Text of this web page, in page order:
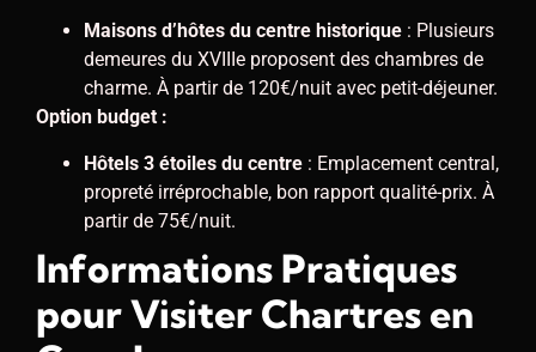
Maisons d’hôtes du centre historique : Plusieurs
demeures du XVIIIe proposent des chambres de
charme. À partir de 120€/nuit avec petit-déjeuner.
Option budget :
Hôtels 3 étoiles du centre : Emplacement central,
propreté irréprochable, bon rapport qualité-prix. À
partir de 75€/nuit.
Informations Pratiques
pour Visiter Chartres en